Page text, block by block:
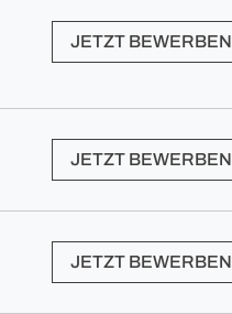
JETZT BEWERBEN
JETZT BEWERBEN
JETZT BEWERBEN